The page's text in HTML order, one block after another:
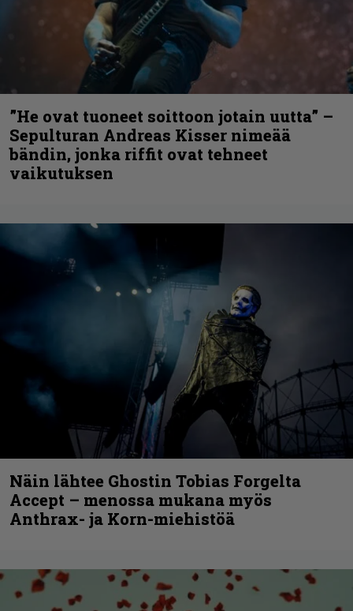
”He ovat tuoneet soittoon jotain uutta” –
Sepulturan Andreas Kisser nimeää
bändin, jonka riffit ovat tehneet
vaikutuksen
Näin lähtee Ghostin Tobias Forgelta
Accept – menossa mukana myös
Anthrax- ja Korn-miehistöä